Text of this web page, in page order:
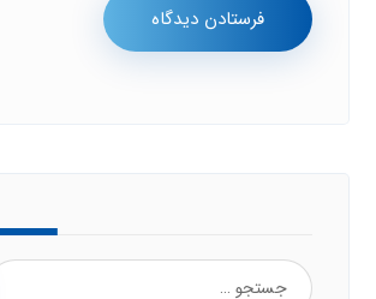
فرستادن دیدگاه